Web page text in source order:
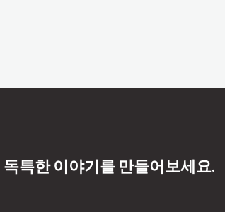
특한 이야기를 만들어보세요.